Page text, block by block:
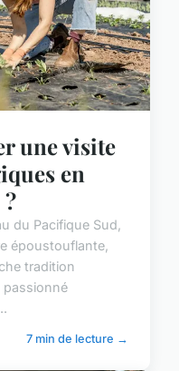
une visite
en
du Pacifique Sud,
époustouflante,
tradition
passionné
7 min de lecture →